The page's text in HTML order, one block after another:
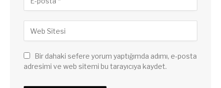
Bir dahaki sefere yorum yaptığımda adımı, e-posta
adresimi ve web sitemi bu tarayıcıya kaydet.